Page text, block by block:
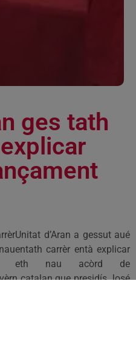
ges tath
Unitat d’Aran a gessut aué
entath carrèr entà explicar
eth nau acòrd de
catalan que presidís José